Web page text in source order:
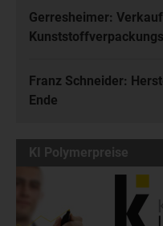
Gerresheimer:
Franz Schneider:
Ende
KI Polymerpreise